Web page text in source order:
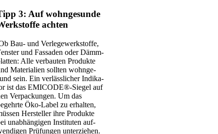
3: Auf wohngesunde
achten
Bau- und Ver­le­ge­werk­stof­fe,
und Fas­sa­den oder Dämm­
Alle ver­bau­ten Pro­duk­te
Mate­ria­li­en soll­ten wohn­ge­
sein. Ein ver­läss­li­cher Indi­ka­
ist das EMICODE®-Siegel auf
Ver­pa­ckun­gen. Um das
Öko-Label zu erhal­ten,
Her­stel­ler ihre Pro­duk­te
unab­hän­gi­gen Insti­tu­ten auf­
Prü­fun­gen unter­zie­hen.